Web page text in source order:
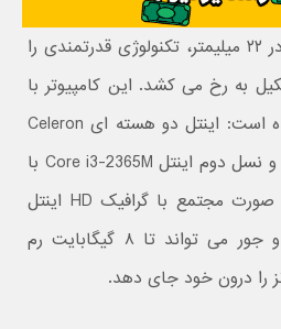
Q190 با ابعاد ۱۵۵ در ۱۹۲ در ۲۲ میلیمتر، تکنولوژی قدرتمندی را
به رخ می کشد. این کامپیوتر با
دو مدل پردازنده عرضه شده است: اینتل دو هسته ای Celeron
887 با سرعت 1.5 گیگاهرتز و نسل دوم اینتل Core i3-2365M با
سرعت 1.4 گیگاهرتز که به صورت مجتمع با گرافیک HD اینتل
است. این کامپیوتر جمع و جور می تواند تا ۸ گیگابایت رم